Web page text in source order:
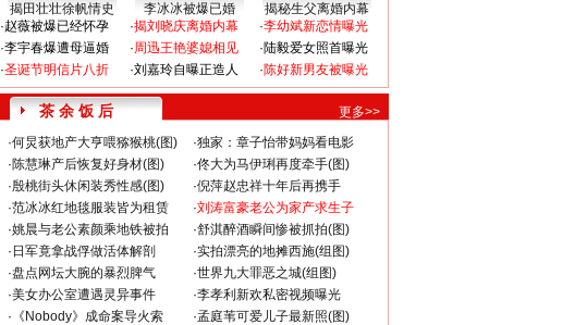
揭田壮壮徐帆情史 李冰冰被爆已婚
揭秘生父离婚内幕
·赵薇被爆已经怀孕
·李宇春爆遭母逼婚
·圣诞节明信片八折
·揭刘晓庆离婚内幕
·周迅王艳婆媳相见
·刘嘉玲自曝正造人
·李幼斌新恋情曝光
·陆毅爱女照首曝光
·陈好新男友被曝光
茶 余 饭 后
更多>>
·何炅获地产大亨喂猕猴桃(图) ·独家：章子怡带妈妈看电影
·陈慧琳产后恢复好身材(图) ·佟大为马伊琍再度牵手(图)
·殷桃街头休闲装秀性感(图) ·倪萍赵忠祥十年后再携手
·范冰冰红地毯服装皆为租赁 ·刘涛富豪老公为家产求生子
·姚晨与老公素颜乘地铁被拍 ·舒淇醉酒瞬间惨被抓拍(图)
· 日军竟拿战俘做活体解剖 ·实拍漂亮的地摊西施(组图)
·盘点网坛大腕的暴烈脾气 ·世界九大罪恶之城(组图)
·美女办公室遭遇灵异事件 ·李孝利新欢私密视频曝光
· 《Nobody》成命案导火索 ·孟庭苇可爱儿子最新照(图)